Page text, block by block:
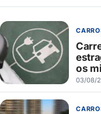
os
03/08/